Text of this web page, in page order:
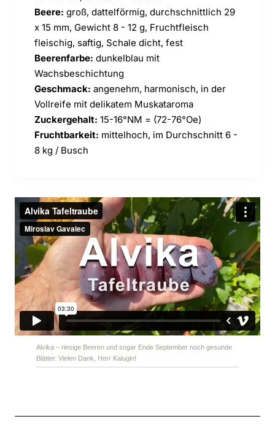
Beere: groß, dattelförmig, durchschnittlich 29
x 15 mm, Gewicht 8 - 12 g, Fruchtfleisch
fleischig, saftig, Schale dicht, fest
Beerenfarbe: dunkelblau mit
Wachsbeschichtung
Geschmack: angenehm, harmonisch, in der
Vollreife mit delikatem Muskataroma
Zuckergehalt: 15-16°NM = (72-76°Oe)
Fruchtbarkeit: mittelhoch, im Durchschnitt 6 -
8 kg / Busch
Alvika – riesige Beeren und sogar Ende September noch gesunde
Blätter. Vielen Dank, Herr Kalugin!